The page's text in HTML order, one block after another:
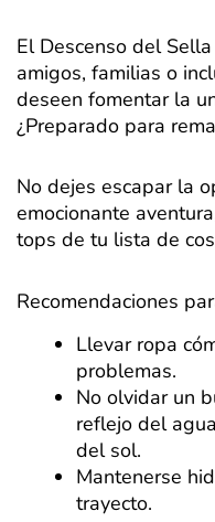
El Descenso del
amigos, familias o
deseen fomentar la
¿Preparado para
No dejes escapar la
emocionante
tops de tu lista de
Recomendaciones
Llevar ropa
problemas.
No olvidar un
reflejo del
del sol.
Mantenerse
trayecto.